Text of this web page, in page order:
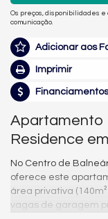
Os preços, disponibilidades
comunicação.
Adicionar aos
Imprimir
Financiamentos
Apartamento
Residence
No Centro de
oferece este
área privativa
vagas de garagem